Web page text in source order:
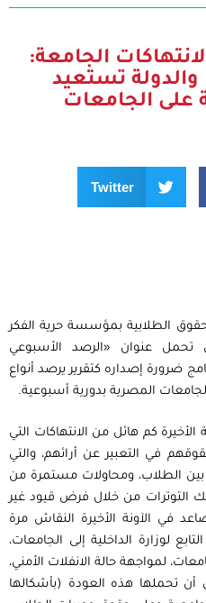
الجامعة:
والدولة تستعيد
على الجامعات
Twitter
الطلابية بمؤسسة حرية الفكر
تحمل عنوان «الرصد الأسبوعي
ضرورة إصداره كتقرير يرصد أنواع
المصرية بدورية أسبوعية.
كم هائل من الانتهاكات التي
في التعبير عن أرائهم، والتي
بين الطلاب، ومحاولات مستمرة من
التوترات من خلال فرض قيود غير
في الآونة الأخيرة النقاش مرة
لوزارة الداخلية إلى الجامعات،
لمواجهة حالة الانفلات الأمني،
أن تحملها هذه العودة (بأشكالها